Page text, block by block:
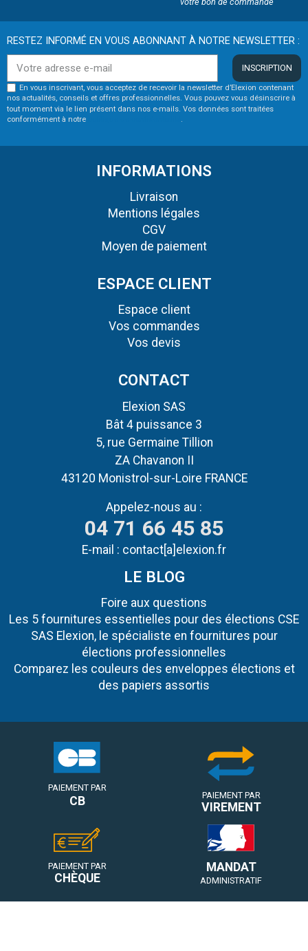
RESTEZ INFORMÉ EN VOUS ABONNANT À NOTRE NEWSLETTER :
INSCRIPTION
En vous inscrivant, vous acceptez de recevoir la newsletter d’Elexion contenant
nos actualités, conseils et offres professionnelles. Vous pouvez vous désinscrire à
tout moment via le lien présent dans nos e-mails. Vos données sont traitées
conformément à notre
.
INFORMATIONS
Livraison
Mentions légales
CGV
Moyen de paiement
ESPACE CLIENT
Espace client
Vos commandes
Vos devis
CONTACT
Elexion SAS
Bât 4 puissance 3
5, rue Germaine Tillion
ZA Chavanon II
43120 Monistrol-sur-Loire FRANCE
Appelez-nous au :
04 71 66 45 85
E-mail : contact[a]elexion.fr
LE BLOG
Foire aux questions
Les 5 fournitures essentielles pour des élections CSE
SAS Elexion, le spécialiste en fournitures pour
élections professionnelles
Comparez les couleurs des enveloppes élections et
des papiers assortis
PAIEMENT PAR
CB PAIEMENT PAR
VIREMENT
PAIEMENT PAR
CHÈQUE
MANDAT
ADMINISTRATIF